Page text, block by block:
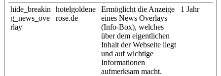
hide_breakin
g_news_ove
rlay
hotelgoldene
rose.de
Ermöglicht die Anzeige
eines News Overlays
(Info-Box), welches
über dem eigentlichen
Inhalt der Webseite liegt
und auf wichtige
Informationen
aufmerksam macht.
1 Jahr